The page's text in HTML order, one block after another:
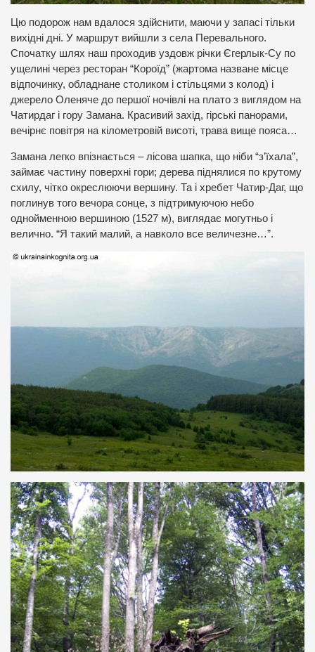
Цю подорож нам вдалося здійснити, маючи у запасі тільки
вихідні дні. У маршрут вийшли з села Перевального.
Спочатку шлях наш проходив уздовж річки Єгерлык-Су по
ущелині через ресторан “Короїд” (жартома назване місце
відпочинку, обладнане столиком і стільцями з колод) і
джерело Оленяче до першої ночівлі на плато з виглядом на
Чатирдаг і гору Замана. Красивий захід, гірські панорами,
вечірнє повітря на кілометровій висоті, трава вище пояса…
Замана легко впізнається – лісова шапка, що ніби “з’їхала”,
займає частину поверхні гори; дерева піднялися по крутому
схилу, чітко окреслюючи вершину. Та і хребет Чатир-Даг, що
поглинув того вечора сонце, з підтримуючою небо
однойменною вершиною (1527 м), виглядає могутньо і
велично. “Я такий малий, а навколо все величезне…”.